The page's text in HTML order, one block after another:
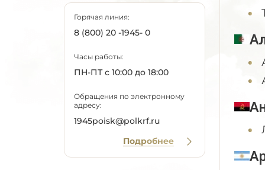
Горячая линия:
8 (800) 20 -1945- 0
Часы работы:
ПН-ПТ с 10:00 до 18:00
Обращения по электронному
адресу:
1945poisk@polkrf.ru
Подробнее